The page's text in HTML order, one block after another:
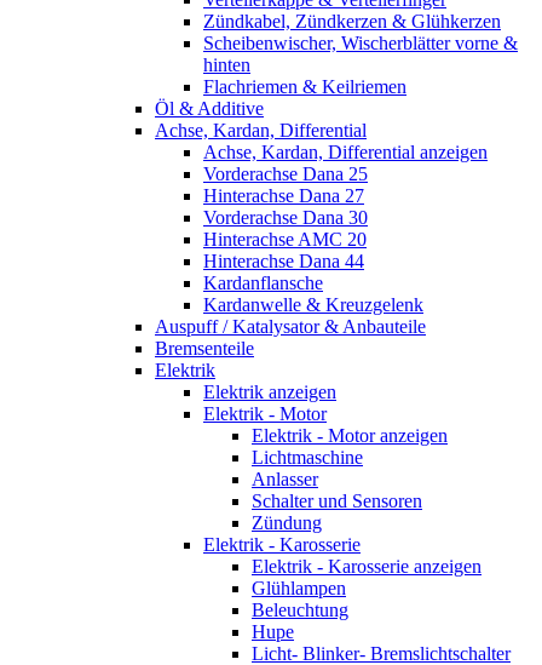
Zündkabel, Zündkerzen & Glühkerzen
Scheibenwischer, Wischerblätter vorne &
hinten
Flachriemen & Keilriemen
Öl & Additive
Achse, Kardan, Differential
Achse, Kardan, Differential anzeigen
Vorderachse Dana 25
Hinterachse Dana 27
Vorderachse Dana 30
Hinterachse AMC 20
Hinterachse Dana 44
Kardanflansche
Kardanwelle & Kreuzgelenk
Auspuff / Katalysator & Anbauteile
Bremsenteile
Elektrik
Elektrik anzeigen
Elektrik - Motor
Elektrik - Motor anzeigen
Lichtmaschine
Anlasser
Schalter und Sensoren
Zündung
Elektrik - Karosserie
Elektrik - Karosserie anzeigen
Glühlampen
Beleuchtung
Hupe
Licht- Blinker- Bremslichtschalter